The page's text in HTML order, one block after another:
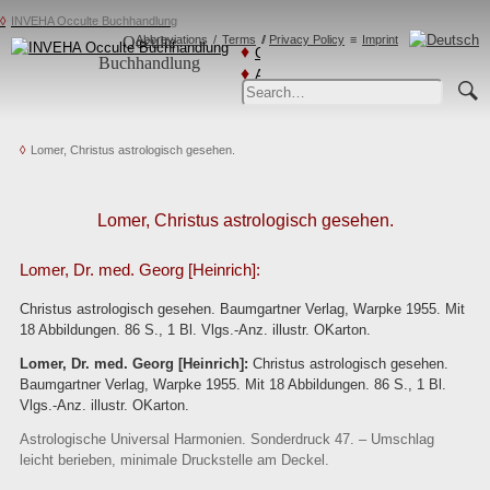
Occulte
Buchhandlung
Catalogs
Advanced
Search
Abbreviations Terms Privacy Policy Imprint
INVEHA Occulte Buchhandlung
Lomer, Christus astrologisch gesehen.
Lomer, Christus astrologisch gesehen.
Lomer, Dr. med. Georg [Heinrich]:
Christus astrologisch gesehen. Baumgartner Verlag, Warpke 1955. Mit
18 Abbildungen. 86 S., 1 Bl. Vlgs.-Anz. illustr. OKarton.
Lomer, Dr. med. Georg [Heinrich]: Christus astrologisch gesehen.
Baumgartner Verlag, Warpke 1955. Mit 18 Abbildungen. 86 S., 1 Bl.
Vlgs.-Anz. illustr. OKarton.
Astrologische Universal Harmonien. Sonderdruck 47. – Umschlag
leicht berieben, minimale Druckstelle am Deckel.